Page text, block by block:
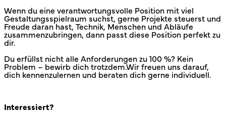
Wenn du eine verantwortungsvolle Position mit viel
Gestaltungsspielraum suchst, gerne Projekte steuerst und
Freude daran hast, Technik, Menschen und Abläufe
zusammenzubringen, dann passt diese Position perfekt zu
dir.
Du erfüllst nicht alle Anforderungen zu 100 %? Kein
Problem – bewirb dich trotzdem.Wir freuen uns darauf,
dich kennenzulernen und beraten dich gerne individuell.
Interessiert?